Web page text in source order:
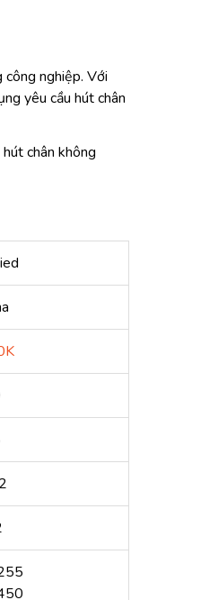
nghiệp. Với
yêu cầu hút chân
chân không